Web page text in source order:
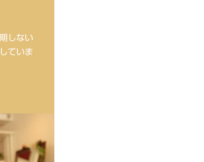
しない
ていま